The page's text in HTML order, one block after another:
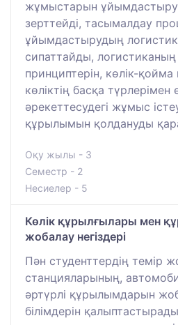
жұмыстарын ұйымдастыру
зерттейді, тасымалдау
ұйымдастырудың
сипаттайды, логистиканың
принциптерін, көлік-
көліктің басқа түрлерімен
әрекеттесудегі жұмыс
құрылымын қолдануды
Оқу жылы - 3
Семестр - 2
Несиелер - 5
Көлік құрылғылары мен
жобалау негіздері
Пән студенттердің темір
станцияларының,
әртүрлі құрылымдарын
білімдерін